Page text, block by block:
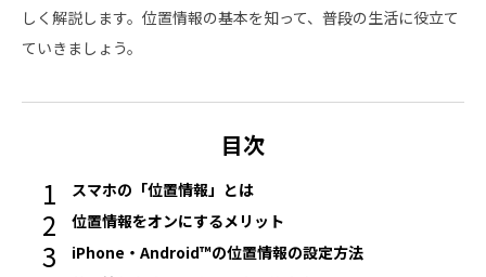
しく解説します。位置情報の基本を知って、普段の生活に役立て
ていきましょう。
目次
スマホの「位置情報」とは
位置情報をオンにするメリット
iPhone・Android™の位置情報の設定方法